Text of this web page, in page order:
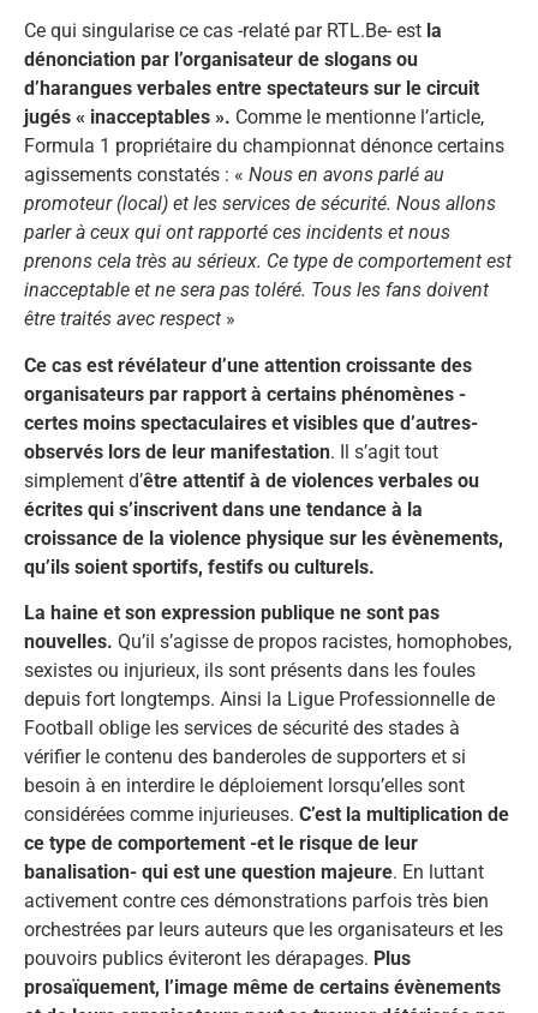
Ce qui singularise ce cas -relaté par RTL.Be- est la
dénonciation par l’organisateur de slogans ou
d’harangues verbales entre spectateurs sur le circuit
jugés « inacceptables ». Comme le mentionne l’article,
Formula 1 propriétaire du championnat dénonce certains
agissements constatés : « Nous en avons parlé au
promoteur (local) et les services de sécurité. Nous allons
parler à ceux qui ont rapporté ces incidents et nous
prenons cela très au sérieux. Ce type de comportement est
inacceptable et ne sera pas toléré. Tous les fans doivent
être traités avec respect »
Ce cas est révélateur d’une attention croissante des
organisateurs par rapport à certains phénomènes -
certes moins spectaculaires et visibles que d’autres-
observés lors de leur manifestation. Il s’agit tout
simplement d’être attentif à de violences verbales ou
écrites qui s’inscrivent dans une tendance à la
croissance de la violence physique sur les évènements,
qu’ils soient sportifs, festifs ou culturels.
La haine et son expression publique ne sont pas
nouvelles. Qu’il s’agisse de propos racistes, homophobes,
sexistes ou injurieux, ils sont présents dans les foules
depuis fort longtemps. Ainsi la Ligue Professionnelle de
Football oblige les services de sécurité des stades à
vérifier le contenu des banderoles de supporters et si
besoin à en interdire le déploiement lorsqu’elles sont
considérées comme injurieuses. C’est la multiplication de
ce type de comportement -et le risque de leur
banalisation- qui est une question majeure. En luttant
activement contre ces démonstrations parfois très bien
orchestrées par leurs auteurs que les organisateurs et les
pouvoirs publics éviteront les dérapages. Plus
prosaïquement, l’image même de certains évènements